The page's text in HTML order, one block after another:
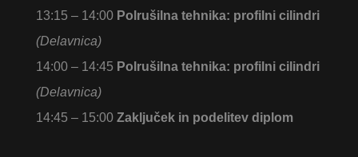
13:15 – 14:00 Polrušilna tehnika: profilni cilindri
(Delavnica)
14:00 – 14:45 Polrušilna tehnika: profilni cilindri
(Delavnica)
14:45 – 15:00 Zaključek in podelitev diplom